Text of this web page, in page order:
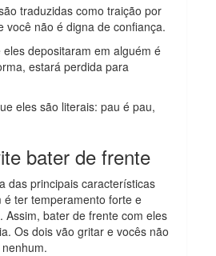
traduzidas como traição por
você não é digna de confiança.
depositaram em alguém é
estará perdida para
eles são literais: pau é pau,
bater de frente
das principais características
é ter temperamento forte e
Assim, bater de frente com eles
Os dois vão gritar e vocês não